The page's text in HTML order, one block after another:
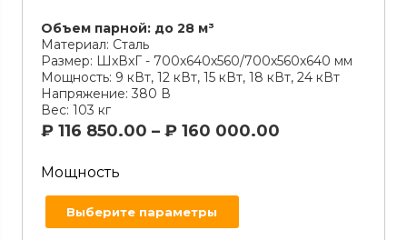
Объем парной: до 28 м³
Материал: Сталь
Размер: ШxВxГ - 700х640х560/700х560х640 мм
Мощность: 9 кВт, 12 кВт, 15 кВт, 18 кВт, 24 кВт
Напряжение: 380 В
Вес: 103 кг
₽ 116 850.00 – ₽ 160 000.00
Мощность
Выберите параметры